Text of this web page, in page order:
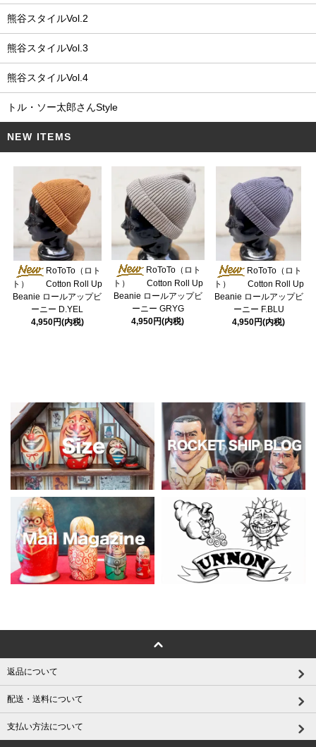
熊谷スタイルVol.2
熊谷スタイルVol.3
熊谷スタイルVol.4
トル・ソー太郎さんStyle
NEW ITEMS
RoToTo（ロト
ト） Cotton Roll Up
Beanie ロールアップビ
ーニー D.YEL
4,950円(内税)
RoToTo（ロト
ト） Cotton Roll Up
Beanie ロールアップビ
ーニー GRYG
4,950円(内税)
RoToTo（ロト
ト） Cotton Roll Up
Beanie ロールアップビ
ーニー F.BLU
4,950円(内税)
返品について
配送・送料について
支払い方法について